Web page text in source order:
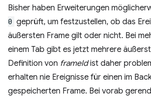
Bisher haben Erweiterungen
0 geprüft, um festzustellen, ob das
äußersten Frame gilt oder nicht. Bei
einem Tab gibt es jetzt mehrere
Definition von frameIdist daher
erhalten nie Ereignisse für einen im
gespeicherten Frame. Bei vorab